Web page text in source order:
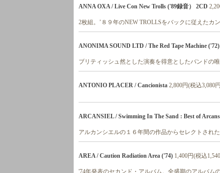
ANNA OXA / Live Con New Trolls ('89録音） 2CD
2枚組。’８９年のNEW TROLLSをバックに従えたカ
ANONIMA SOUND LTD / The Red Tape Machine ('72)
ブリティッシュ然とした演奏を得意としたバンドの
ANTONIO PLACER / Cancionista 2,800円(税込3,080
ARCANSIEL / Swimming In The Sand : Best of
アルカンシエルの１６年間の作品からセレクトされ
AREA / Caution Radiation Area ('74) 1,400円(税込
'74年発表のセカンド・アルバム。全盛期のアルバム